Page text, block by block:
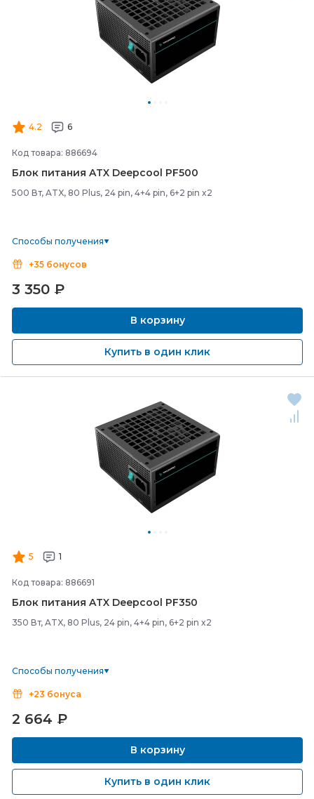
4.2 6
Код товара: 886694
Блок питания ATX Deepcool PF500
500 Вт, ATX, 80 Plus, 24 pin, 4+4 pin, 6+2 pin x2
Способы получения
+35 бонусов
3 350 ₽
В корзину
Купить в один клик
5 1
Код товара: 886691
Блок питания ATX Deepcool PF350
350 Вт, ATX, 80 Plus, 24 pin, 4+4 pin, 6+2 pin x2
Способы получения
+23 бонуса
2 664 ₽
В корзину
Купить в один клик